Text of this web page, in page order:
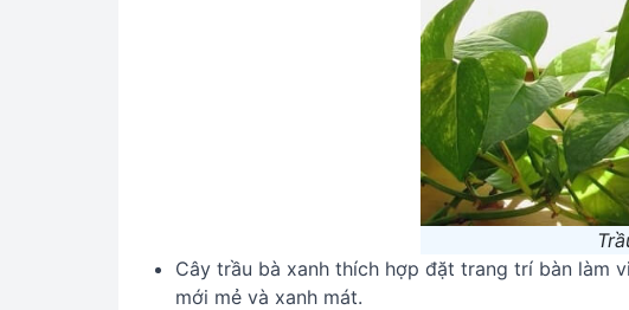
Cây trầu bà xanh thích hợp đặt trang trí bàn làm
mới mẻ và xanh mát.